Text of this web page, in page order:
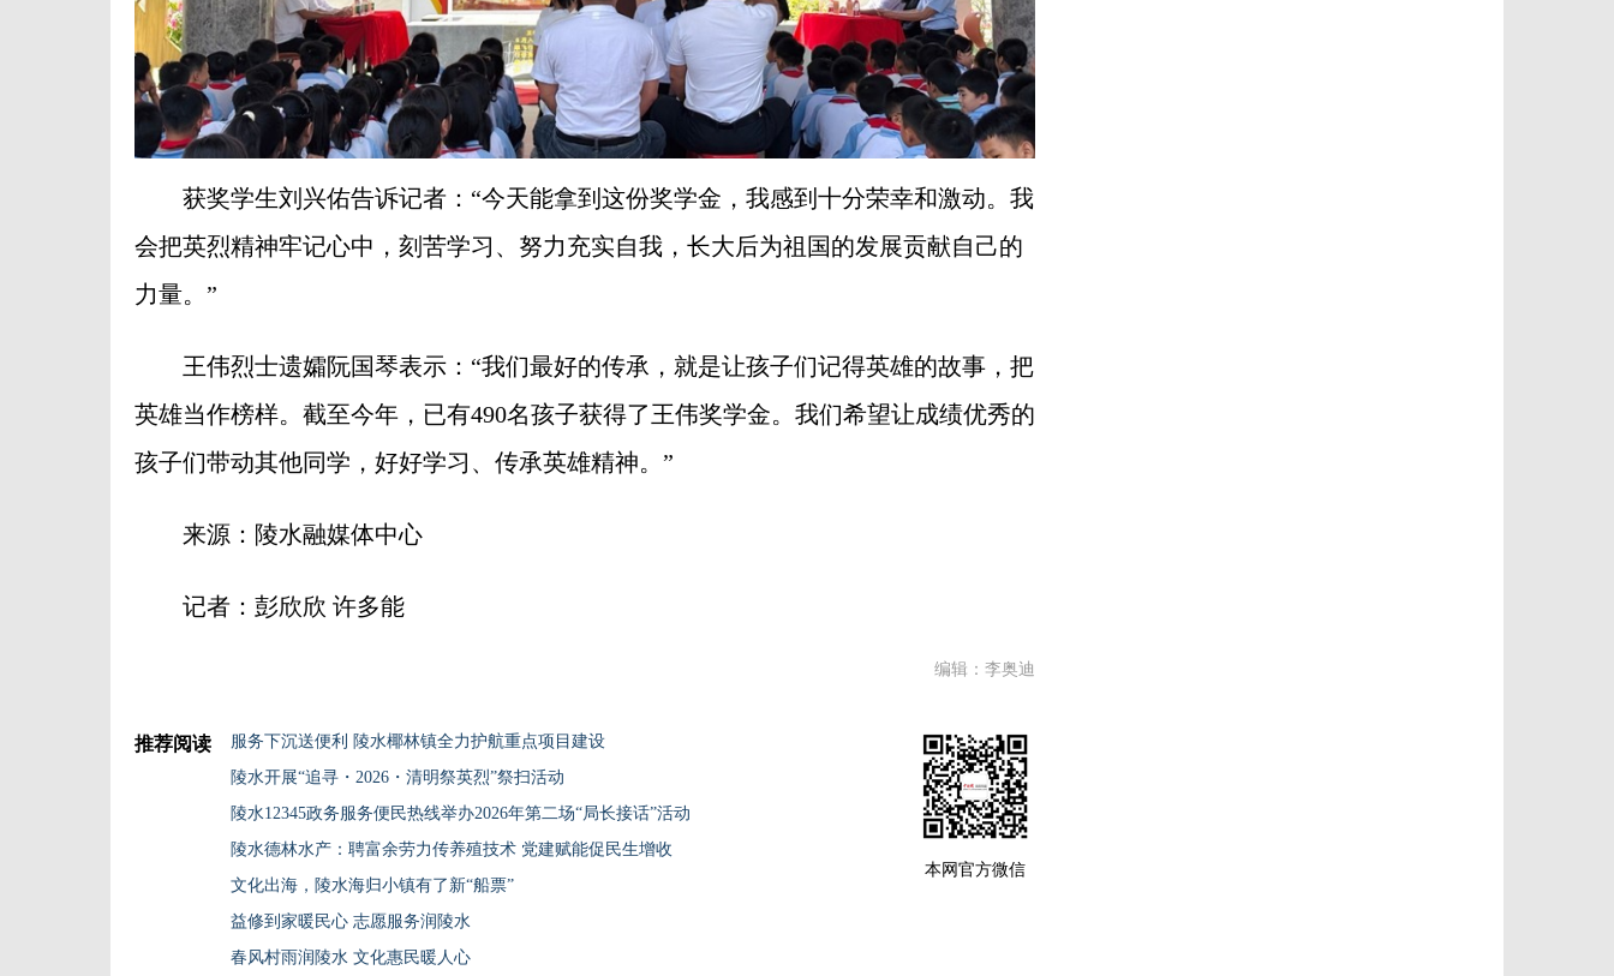
获奖学生刘兴佑告诉记者：“今天能拿到这份奖学金，我感到十分荣幸和激动。我
会把英烈精神牢记心中，刻苦学习、努力充实自我，长大后为祖国的发展贡献自己的
力量。”
王伟烈士遗孀阮国琴表示：“我们最好的传承，就是让孩子们记得英雄的故事，把
英雄当作榜样。截至今年，已有490名孩子获得了王伟奖学金。我们希望让成绩优秀的
孩子们带动其他同学，好好学习、传承英雄精神。”
来源：陵水融媒体中心
记者：彭欣欣 许多能
编辑：李奥迪
推荐阅读
服务下沉送便利 陵水椰林镇全力护航重点项目建设
陵水开展“追寻・2026・清明祭英烈”祭扫活动
陵水12345政务服务便民热线举办2026年第二场“局长接话”活动
陵水德林水产：聘富余劳力传养殖技术 党建赋能促民生增收
文化出海，陵水海归小镇有了新“船票”
益修到家暖民心 志愿服务润陵水
春风村雨润陵水 文化惠民暖人心
本网官方微信